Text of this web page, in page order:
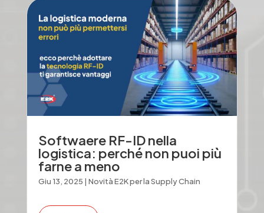
Softwaere RF-ID nella
logistica: perché non puoi più
farne a meno
Giu 13, 2025 | Novità E2K per la Supply Chain